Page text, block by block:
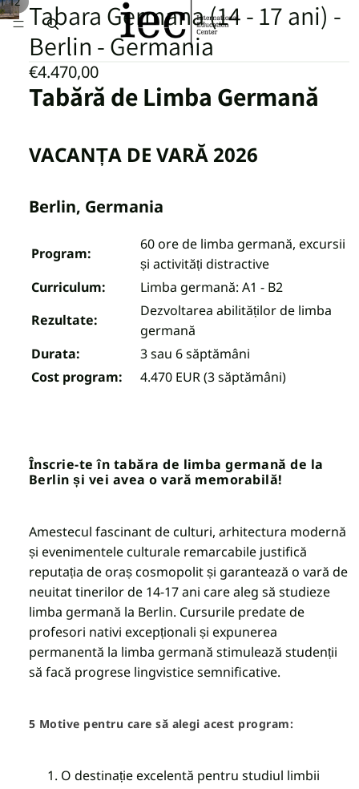
Tabara Germana (14 - 17 ani) -
Berlin - Germania
€4.470,00
Tabără de Limba Germană
VACANȚA DE VARĂ 2026
Berlin, Germania
Program:
60 ore de limba germană, excursii
și activități distractive
Curriculum:
Limba germană: A1 - B2
Rezultate:
Dezvoltarea abilităților de limba
germană
Durata:
3 sau 6 săptămâni
Cost program:
4.470 EUR (3 săptămâni)
Înscrie-te în tabăra de limba germană de la
Berlin și vei avea o vară memorabilă!
Amestecul fascinant de culturi, arhitectura modernă
și evenimentele culturale remarcabile justifică
reputația de oraș cosmopolit și garantează o vară de
neuitat tinerilor de 14-17 ani care aleg să studieze
limba germană la Berlin. Cursurile predate de
profesori nativi excepționali și expunerea
permanentă la limba germană stimulează studenții
să facă progrese lingvistice semnificative.
5 Motive pentru care să alegi acest program:
O destinație excelentă pentru studiul limbii